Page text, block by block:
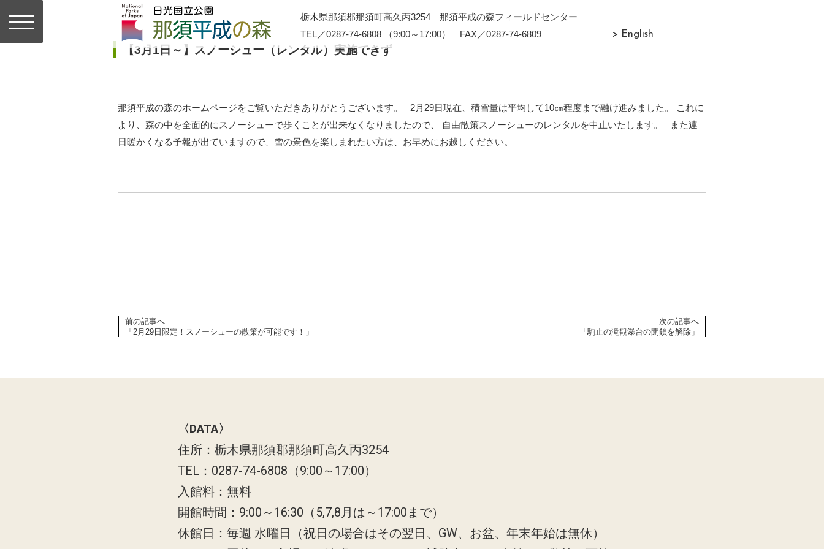
栃木県那須郡那須町高久丙3254 那須平成の森フィールドセンター
TEL／0287-74-6808 （9:00～17:00） FAX／0287-74-6809
> English
【3月1日～】スノーシュー（レンタル）実施できず
那須平成の森のホームページをご覧いただきありがとうございます。 2月29日現在、積雪量は平均して10㎝程度まで融け進みました。 これに
より、森の中を全面的にスノーシューで歩くことが出来なくなりましたので、 自由散策スノーシューのレンタルを中止いたします。 また連
日暖かくなる予報が出ていますので、雪の景色を楽しまれたい方は、お早めにお越しください。
前の記事へ
「2月29日限定！スノーシューの散策が可能です！」
次の記事へ
「駒止の滝観瀑台の閉鎖を解除」
〈DATA〉
住所：栃木県那須郡那須町高久丙3254
TEL：0287-74-6808（9:00～17:00）
入館料：無料
開館時間：9:00～16:30（5,7,8月は～17:00まで）
休館日：毎週 水曜日（祝日の場合はその翌日、GW、お盆、年末年始は無休）